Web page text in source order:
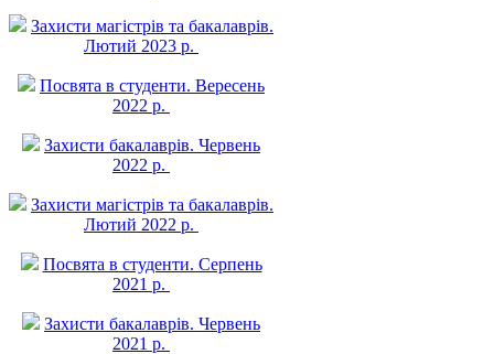
Захисти магістрів та бакалаврів.
Лютий 2023 р.
Посвята в студенти. Вересень
2022 р.
Захисти бакалаврів. Червень
2022 р.
Захисти магістрів та бакалаврів.
Лютий 2022 р.
Посвята в студенти. Серпень
2021 р.
Захисти бакалаврів. Червень
2021 р.